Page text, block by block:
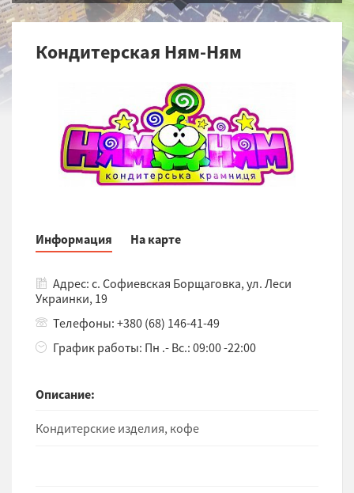
Кондитерская Ням-Ням
Информация На карте
Адрес: с. Софиевская Борщаговка, ул. Леси
Украинки, 19
Телефоны: +380 (68) 146-41-49
График работы: Пн .- Вс.: 09:00 -22:00
Описание:
Кондитерские изделия, кофе